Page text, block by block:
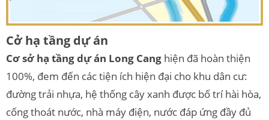
Cở hạ tầng dự án
Cơ sở hạ tầng dự án Long Cang hiện đã hoàn thiện
100%, đem đến các tiện ích hiện đại cho khu dân cư:
đường trải nhựa, hệ thống cây xanh được bố trí hài hòa,
cống thoát nước, nhà máy điện, nước đáp ứng đầy đủ